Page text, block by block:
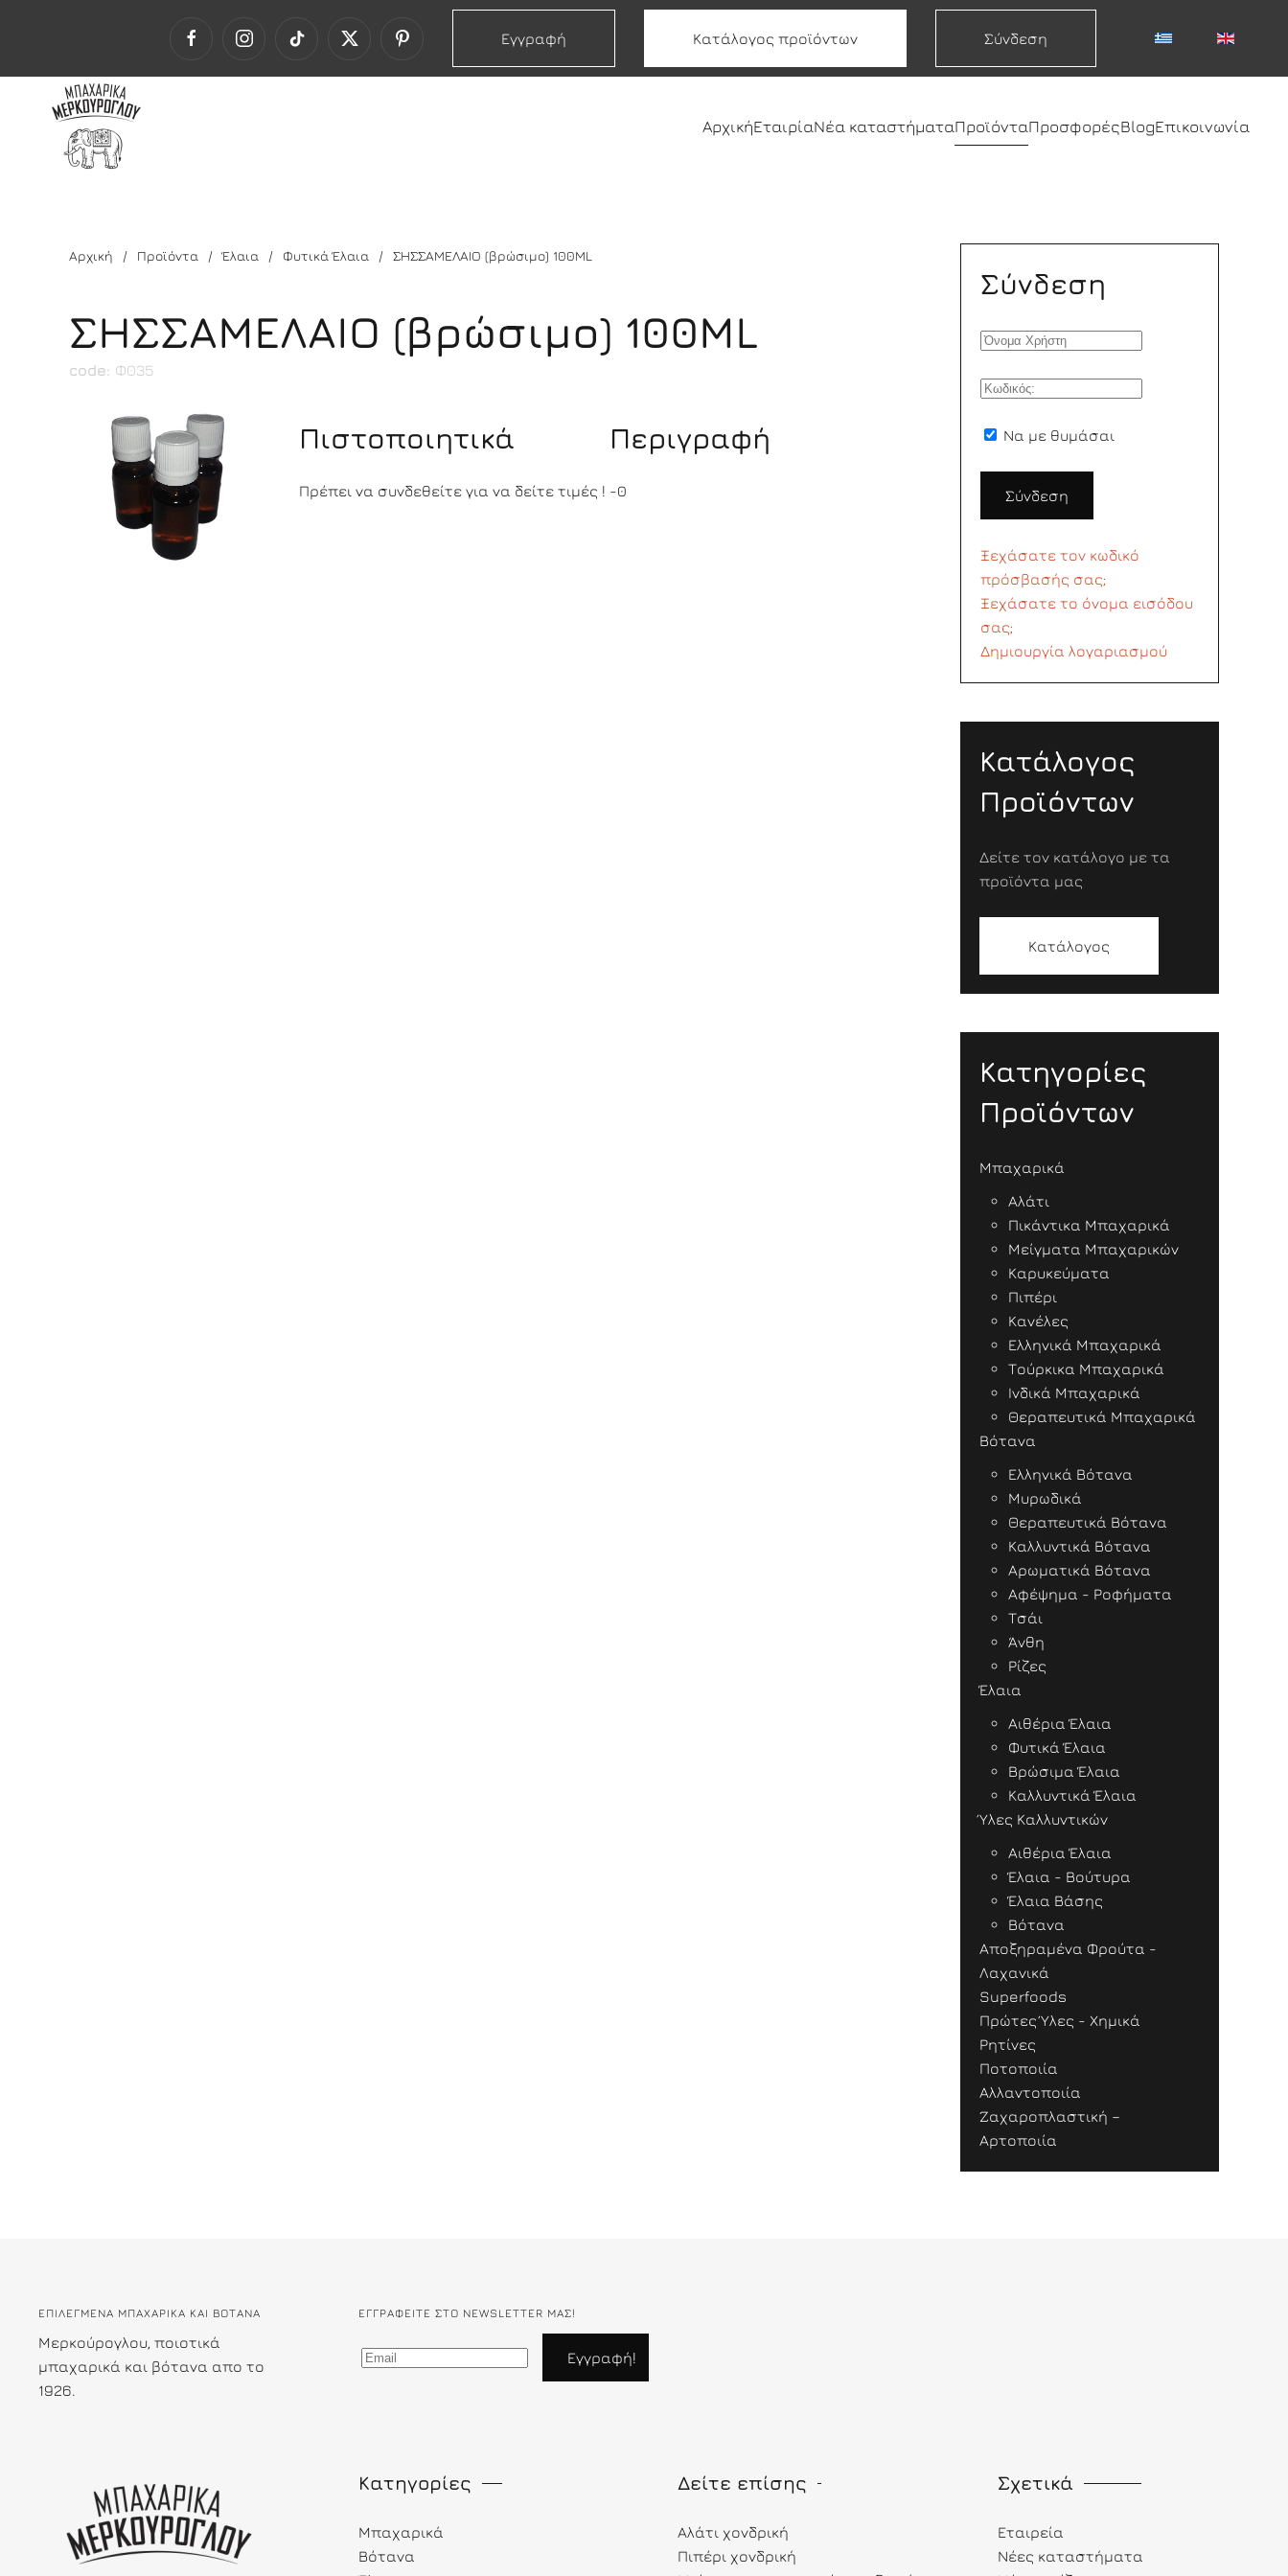
Εγγραφή Κατάλογος προϊόντων Σύνδεση
ΑρχικήΕταιρίαΝέα καταστήματαΠροϊόνταΠροσφορέςBlogΕπικοινωνία
Αρχική Προϊόντα Έλαια Φυτικά Έλαια ΣΗΣΣΑΜΕΛΑΙΟ (βρώσιμο) 100ML
ΣΗΣΣΑΜΕΛΑΙΟ (βρώσιμο) 100ML
code: Φ035
Πιστοποιητικά
Πρέπει να συνδεθείτε για να δείτε τιμές !
Περιγραφή
-0
Σύνδεση
Να με θυμάσαι
Σύνδεση
Ξεχάσατε τον κωδικό
πρόσβασής σας;
Ξεχάσατε το όνομα εισόδου
σας;
Δημιουργία λογαριασμού
Κατάλογος
Προϊόντων
Δείτε τον κατάλογο με τα
προϊόντα μας
Κατάλογος
Κατηγορίες
Προϊόντων
Μπαχαρικά
Αλάτι
Πικάντικα Μπαχαρικά
Μείγματα Μπαχαρικών
Καρυκεύματα
Πιπέρι
Κανέλες
Ελληνικά Μπαχαρικά
Τούρκικα Μπαχαρικά
Ινδικά Μπαχαρικά
Θεραπευτικά Μπαχαρικά
Βότανα
Ελληνικά Βότανα
Μυρωδικά
Θεραπευτικά Βότανα
Καλλυντικά Βότανα
Αρωματικά Βότανα
Αφέψημα - Ροφήματα
Τσάι
Άνθη
Ρίζες
Έλαια
Αιθέρια Έλαια
Φυτικά Έλαια
Βρώσιμα Έλαια
Καλλυντικά Έλαια
Ύλες Καλλυντικών
Αιθέρια Έλαια
Έλαια - Βούτυρα
Έλαια Βάσης
Βότανα
Αποξηραμένα Φρούτα -
Λαχανικά
Superfoods
Πρώτες Ύλες - Χημικά
Ρητίνες
Ποτοποιία
Αλλαντοποιία
Ζαχαροπλαστική –
Αρτοποιία
ΕΠΙΛΕΓΜΕΝΑ ΜΠΑΧΑΡΙΚΑ ΚΑΙ ΒΟΤΑΝΑ
Μερκούρογλου, ποιοτικά
μπαχαρικά και βότανα απο το
1926.
ΕΓΓΡΑΦΕΊΤΕ ΣΤΟ NEWSLETTER ΜΑΣ!
Κατηγορίες
Μπαχαρικά
Βότανα
Δείτε επίσης
Αλάτι χονδρική
Πιπέρι χονδρική
Σχετικά
Εταιρεία
Νέες καταστήματα